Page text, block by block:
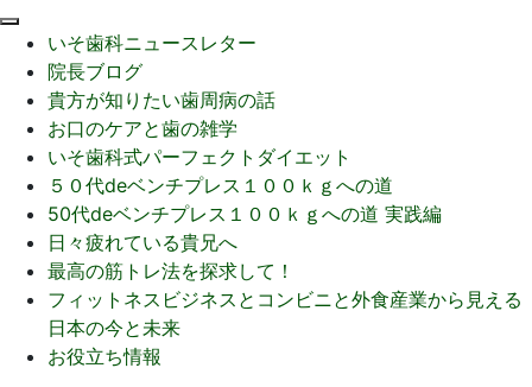
いそ歯科ニュースレター
院長ブログ
貴方が知りたい歯周病の話
お口のケアと歯の雑学
いそ歯科式パーフェクトダイエット
５０代deベンチプレス１００ｋｇへの道
50代deベンチプレス１００ｋｇへの道 実践編
日々疲れている貴兄へ
最高の筋トレ法を探求して！
フィットネスビジネスとコンビニと外食産業から見える
日本の今と未来
お役立ち情報